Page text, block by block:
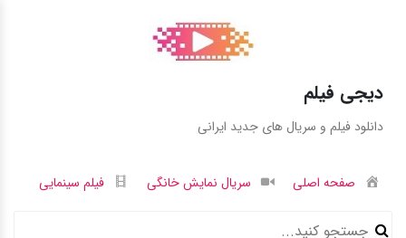
دیجی فیلم
دانلود فیلم و سریال های جدید ایرانی
صفحه اصلی سریال نمایش خانگی فیلم سینمایی